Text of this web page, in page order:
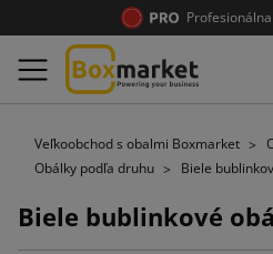
Veľkoobchod s obalmi Boxmarket
Obálky podľa druhu
Biele
Biele bublinkové